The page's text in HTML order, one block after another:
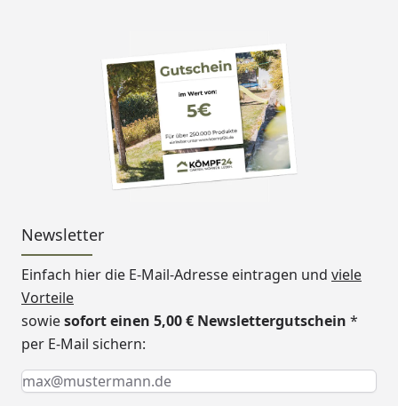
Newsletter
Einfach hier die E-Mail-Adresse eintragen und viele
Vorteile
sowiesofort einen 5,00 € Newslettergutschein *
per E-Mail sichern:
Keine Eingabe erforderlich
Eingabe erforderlich
E-Mail *